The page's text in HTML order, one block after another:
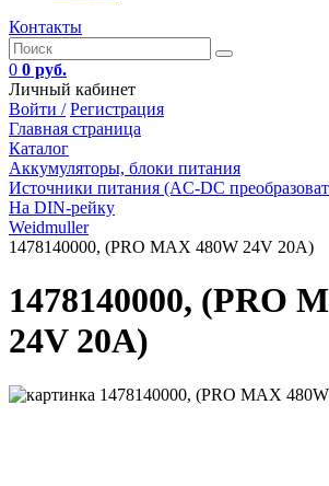
Контакты
0 0 руб.
Личный кабинет
Войти / Регистрация
Главная страница
Каталог
Аккумуляторы, блоки питания
Источники питания (AC-DC
На DIN-рейку
Weidmuller
1478140000, (PRO MAX 480W 24V 20A)
1478140000, (PRO
24V 20A)